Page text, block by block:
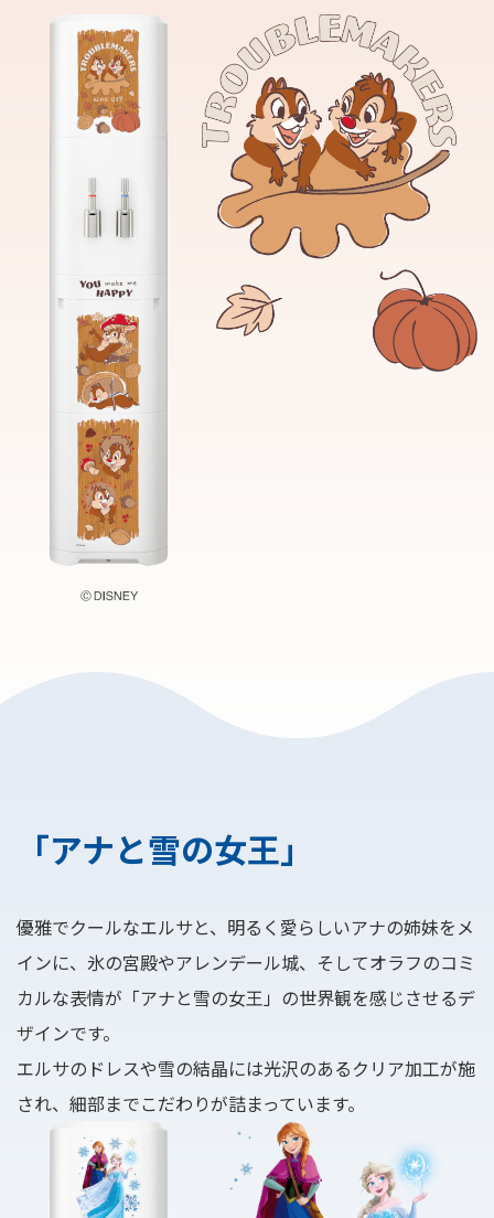
「アナと雪の女王」
優雅でクールなエルサと、明るく愛らしいアナの姉妹をメ
インに、氷の宮殿やアレンデール城、そしてオラフのコミ
カルな表情が「アナと雪の女王」の世界観を感じさせるデ
ザインです。
エルサのドレスや雪の結晶には光沢のあるクリア加工が施
され、細部までこだわりが詰まっています。